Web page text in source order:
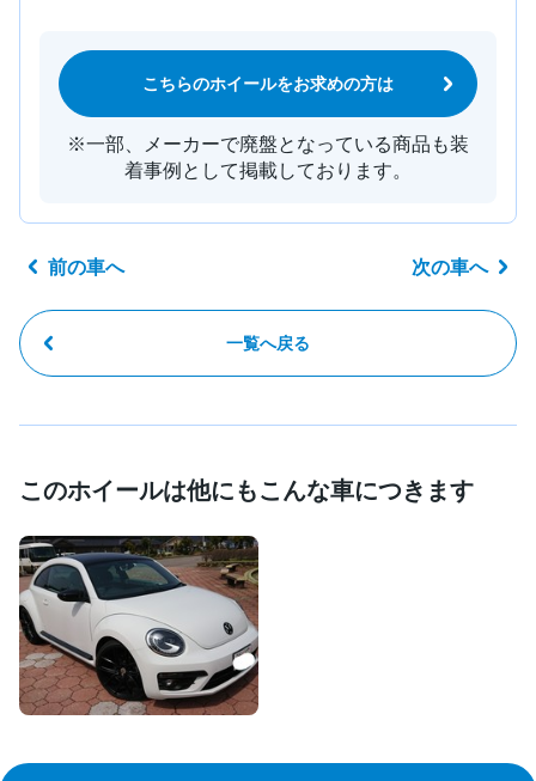
こちらのホイールをお求めの方は
※一部、メーカーで廃盤となっている商品も装
着事例として掲載しております。
前の車へ
一覧へ戻る
次の車へ
このホイールは他にもこんな車につきます